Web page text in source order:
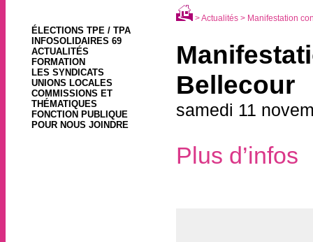
ÉLECTIONS TPE / TPA
INFOSOLIDAIRES 69
ACTUALITÉS
FORMATION
LES SYNDICATS
UNIONS LOCALES
COMMISSIONS ET
THÉMATIQUES
FONCTION PUBLIQUE
POUR NOUS JOINDRE
>Actualités> Manifestation
Bellecour
samedi 11
Plus d’infos